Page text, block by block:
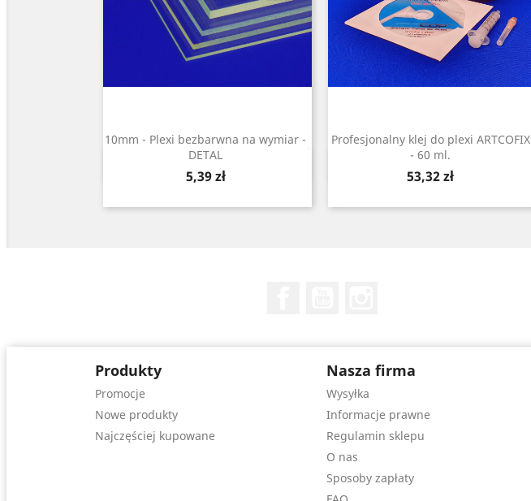
10mm - Plexi bezbarwna na wymiar -
DETAL
Cena
5,39 zł
Szybki podgląd
Profesjonalny klej do plexi ARTCOFIX
- 60 ml.
Cena
53,32 zł
Szybki podgląd
Produkty
Promocje
Nowe produkty
Najczęściej kupowane
Nasza firma
Wysyłka
Informacje prawne
Regulamin sklepu
O nas
Sposoby zapłaty